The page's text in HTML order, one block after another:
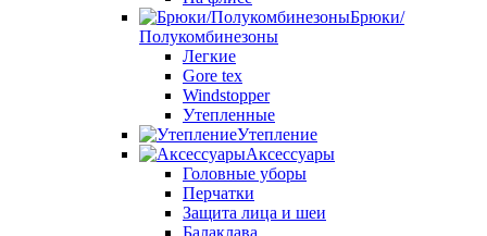
Брюки/
Полукомбинезоны
Легкие
Gore tex
Windstopper
Утепленные
Утепление
Аксессуары
Головные уборы
Перчатки
Защита лица и шеи
Балаклава